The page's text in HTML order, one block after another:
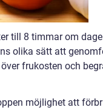
till 8 timmar om
olika sätt att
frukosten och
möjlighet att